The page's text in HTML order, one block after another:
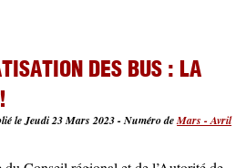
DES BUS : LA
le Jeudi 23 Mars 2023-Numéro deMars - Avril